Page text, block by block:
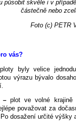
působit skvěle i v
částečně nebo
Foto (c) PETR
vás?
ploty byly velice
výrazu bývalo
– plot ve volné krajině
považovat za
dosažení určité výšky